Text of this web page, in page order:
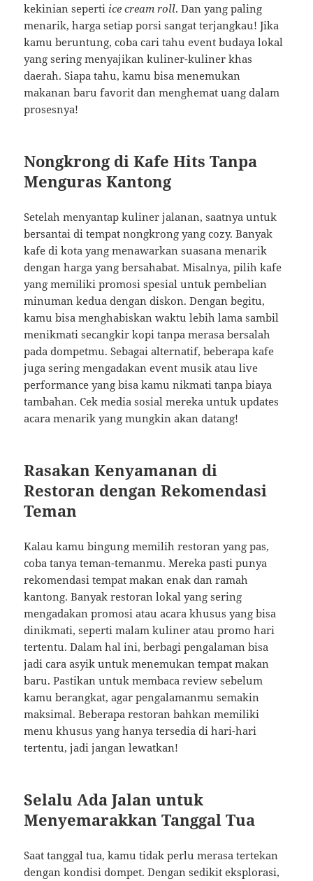
kekinian seperti ice cream roll. Dan yang paling
menarik, harga setiap porsi sangat terjangkau! Jika
kamu beruntung, coba cari tahu event budaya lokal
yang sering menyajikan kuliner-kuliner khas
daerah. Siapa tahu, kamu bisa menemukan
makanan baru favorit dan menghemat uang dalam
prosesnya!
Nongkrong di Kafe Hits Tanpa
Menguras Kantong
Setelah menyantap kuliner jalanan, saatnya untuk
bersantai di tempat nongkrong yang cozy. Banyak
kafe di kota yang menawarkan suasana menarik
dengan harga yang bersahabat. Misalnya, pilih kafe
yang memiliki promosi spesial untuk pembelian
minuman kedua dengan diskon. Dengan begitu,
kamu bisa menghabiskan waktu lebih lama sambil
menikmati secangkir kopi tanpa merasa bersalah
pada dompetmu. Sebagai alternatif, beberapa kafe
juga sering mengadakan event musik atau live
performance yang bisa kamu nikmati tanpa biaya
tambahan. Cek media sosial mereka untuk updates
acara menarik yang mungkin akan datang!
Rasakan Kenyamanan di
Restoran dengan Rekomendasi
Teman
Kalau kamu bingung memilih restoran yang pas,
coba tanya teman-temanmu. Mereka pasti punya
rekomendasi tempat makan enak dan ramah
kantong. Banyak restoran lokal yang sering
mengadakan promosi atau acara khusus yang bisa
dinikmati, seperti malam kuliner atau promo hari
tertentu. Dalam hal ini, berbagi pengalaman bisa
jadi cara asyik untuk menemukan tempat makan
baru. Pastikan untuk membaca review sebelum
kamu berangkat, agar pengalamanmu semakin
maksimal. Beberapa restoran bahkan memiliki
menu khusus yang hanya tersedia di hari-hari
tertentu, jadi jangan lewatkan!
Selalu Ada Jalan untuk
Menyemarakkan Tanggal Tua
Saat tanggal tua, kamu tidak perlu merasa tertekan
dengan kondisi dompet. Dengan sedikit eksplorasi,